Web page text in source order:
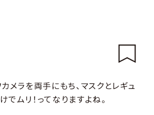
メラを両手にもち、マスクとレギュ
ムリ！ってなりますよね。